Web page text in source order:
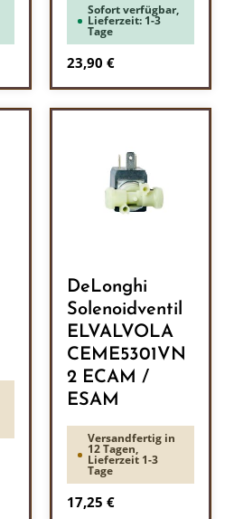
Sofort verfügbar,
Lieferzeit: 1-3
Tage
Regulärer Preis:
23,90 €
DeLonghi
Solenoidventil
ELVALVOLA
CEME5301VN
2 ECAM /
ESAM
Versandfertig in
12 Tagen,
Lieferzeit 1-3
Tage
Regulärer Preis:
17,25 €